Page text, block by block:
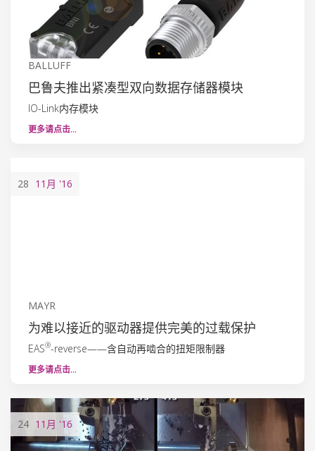
BALLUFF
巴鲁夫推出紧凑型双向数据存储器模块
IO-Link内存模块
更多请点击…
28 11月 '16
MAYR
为难以接近的驱动器提供完美的过载保护
EAS®-reverse——含自动再啮合的扭矩限制器
更多请点击…
24 11月 '16